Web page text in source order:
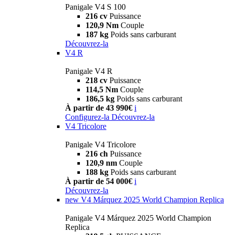
Panigale V4 S 100
216 cv Puissance
120,9 Nm Couple
187 kg Poids sans carburant
Découvrez-la
V4 R
Panigale V4 R
218 cv Puissance
114,5 Nm Couple
186,5 kg Poids sans carburant
À partir de 43 990€ i
Configurez-la Découvrez-la
V4 Tricolore
Panigale V4 Tricolore
216 ch Puissance
120,9 nm Couple
188 kg Poids sans carburant
À partir de 54 000€ i
Découvrez-la
new V4 Márquez 2025 World Champion Replica
Panigale V4 Márquez 2025 World Champion
Replica